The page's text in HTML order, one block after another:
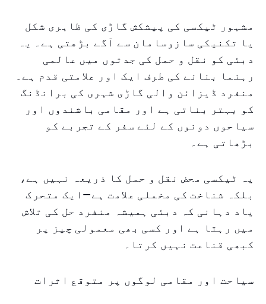
مشہور ٹیکسی کی پیشکش گاڑی کی ظاہری شکل
یا تکنیکی سازوسامان سے آگے بڑھتی ہے۔ یہ
دبئی کو نقل و حمل کی جدتوں میں عالمی
رہنما بنانے کی طرف ایک اور علامتی قدم ہے۔
منفرد ڈیزائن والی گاڑی شہری کی برانڈنگ
کو بہتر بناتی ہے اور مقامی باشندوں اور
سیاحوں دونوں کے لئے سفر کے تجربے کو
بڑھاتی ہے۔
یہ ٹیکسی محض نقل و حمل کا ذریعہ نہیں ہے،
بلکہ شناخت کی مخملی علامت ہے—ایک متحرک
یاد دہانی کہ دبئی ہمیشہ منفرد حل کی تلاش
میں رہتا ہے اور کسی بھی معمولی چیز پر
کبھی قناعت نہیں کرتا۔
سیاحت اور مقامی لوگوں پر متوقع اثرات